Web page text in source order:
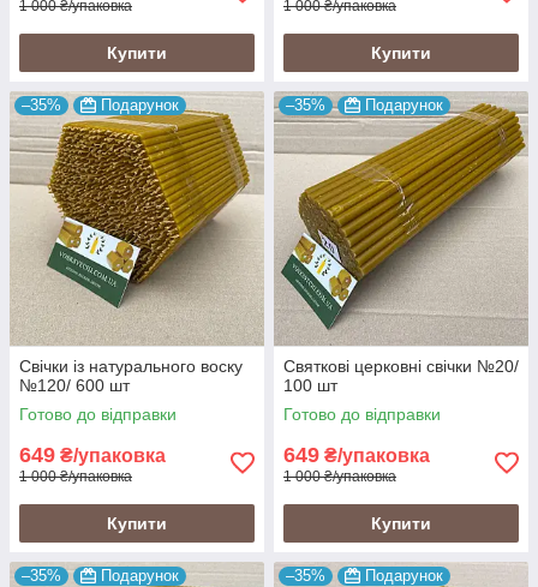
1 000 ₴/упаковка
Купити
1 000 ₴/упаковка
Купити
–35% Подарунок
Свічки із натурального воску
№120/ 600 шт
Готово до відправки
649 ₴/упаковка
1 000 ₴/упаковка
Купити
–35% Подарунок
Святкові церковні свічки №20/
100 шт
Готово до відправки
649 ₴/упаковка
1 000 ₴/упаковка
Купити
–35% Подарунок –35% Подарунок